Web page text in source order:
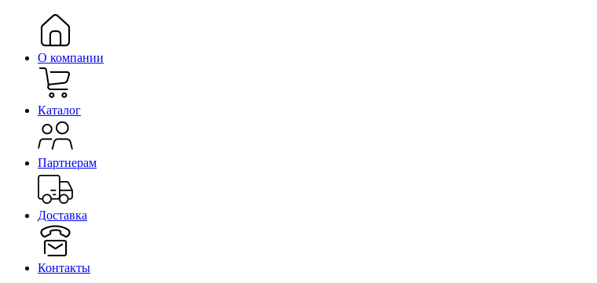
О компании
Каталог
Партнерам
Доставка
Контакты